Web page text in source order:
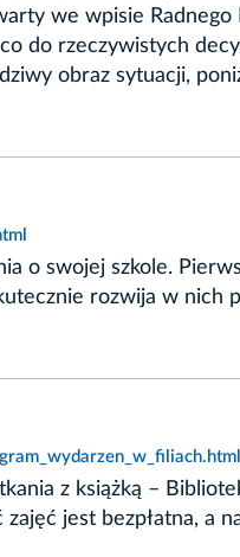
we wpisie Radnego
do rzeczywistych
obraz sytuacji,
o swojej szkole.
rozwija w nich
z książką –
jest bezpłatna, a